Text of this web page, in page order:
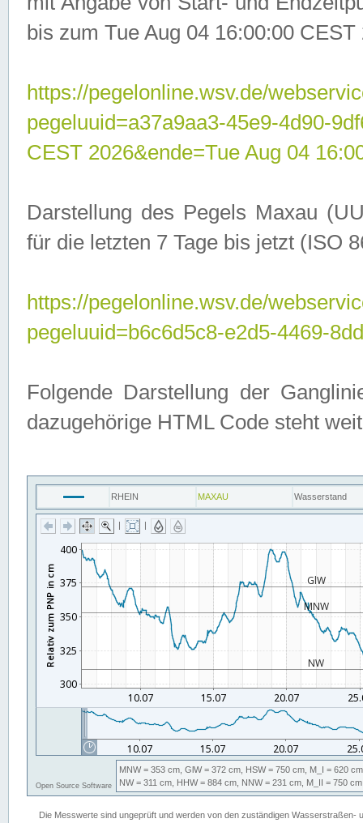
bis zum Tue Aug 04 16:00:00 CEST
https://pegelonline.wsv.de/
pegeluuid=a37a9aa3-45e9-4d90-
CEST 2026&ende=Tue Aug 04
Darstellung des Pegels Maxau
für die letzten 7 Tage bis jetzt (ISO
https://pegelonline.wsv.de/
pegeluuid=b6c6d5c8-e2d5-4469-
Folgende Darstellung der
dazugehörige HTML Code steht